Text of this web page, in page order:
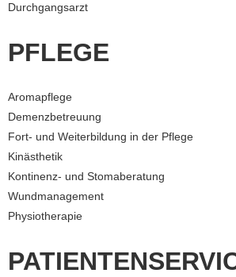
Durchgangsarzt
PFLEGE
Aromapflege
Demenzbetreuung
Fort- und Weiterbildung in der Pflege
Kinästhetik
Kontinenz- und Stomaberatung
Wundmanagement
Physiotherapie